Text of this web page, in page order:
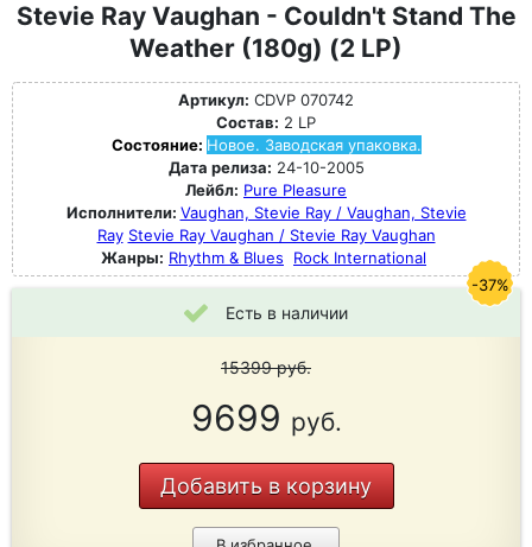
Stevie Ray Vaughan - Couldn't Stand The
Weather (180g) (2 LP)
Артикул: CDVP 070742
Состав: 2 LP
Состояние: Новое. Заводская упаковка.
Дата релиза: 24-10-2005
Лейбл: Pure Pleasure
Исполнители: Vaughan, Stevie Ray / Vaughan, Stevie
Ray Stevie Ray Vaughan / Stevie Ray Vaughan
Жанры: Rhythm & Blues Rock International
Есть в наличии
15399руб.
9699 руб.
Добавить в корзину
-37%